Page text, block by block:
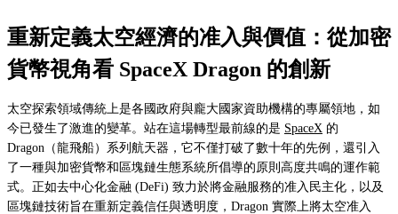
重新定義太空經濟的准入與價值：從加密
貨幣視角看 SpaceX Dragon 的創新
太空探索領域傳統上是各國政府與龐大國家資助機構的專屬領地，如
今已發生了激進的變革。站在這場轉型最前線的是 SpaceX 的
Dragon（龍飛船）系列航天器，它不僅打破了數十年的先例，還引入
了一種與加密貨幣和區塊鏈生態系統所倡導的原則高度共鳴的運作範
式。正如去中心化金融 (DeFi) 致力於將金融服務的准入民主化，以及
區塊鏈技術旨在重新定義信任與透明度，Dragon 實際上將太空准入